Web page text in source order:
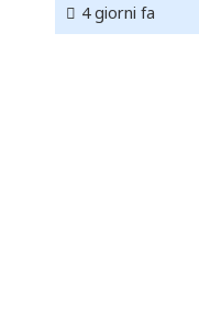
4 giorni fa